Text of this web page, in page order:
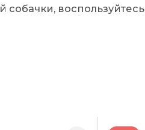
воспользуйтесь